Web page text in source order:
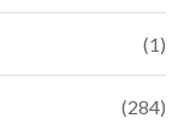
(1)
(284)